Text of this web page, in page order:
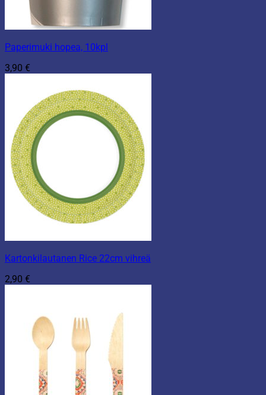
Paperimuki hopea, 10kpl
3,90 €
Kartonkilautanen Rice 22cm vihreä
2,90 €